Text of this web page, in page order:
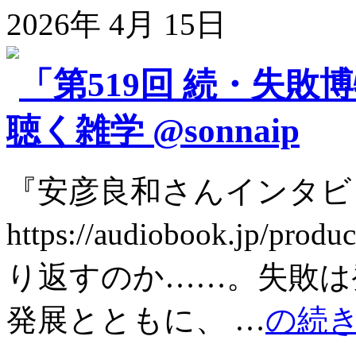
2026年 4月 15日
「第519回 続・失敗
聴く雑学 @sonnaip
『安彦良和さんインタ
https://audiobook.jp/
り返すのか……。失敗は
発展とともに、 …の続